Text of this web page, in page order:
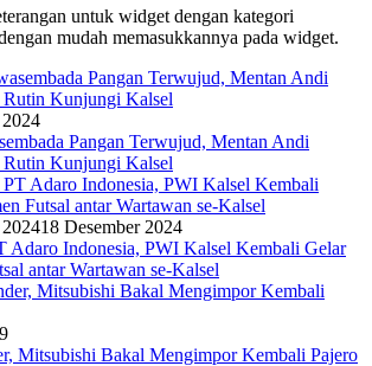
untuk widget dengan kategori
mudah memasukkannya pada widget.
Pangan Terwujud, Mentan Andi
Kunjungi Kalsel
18 Desember 2024
Adaro Indonesia, PWI Kalsel Kembali Gelar
antar Wartawan se-Kalsel
Mitsubishi Bakal Mengimpor Kembali Pajero